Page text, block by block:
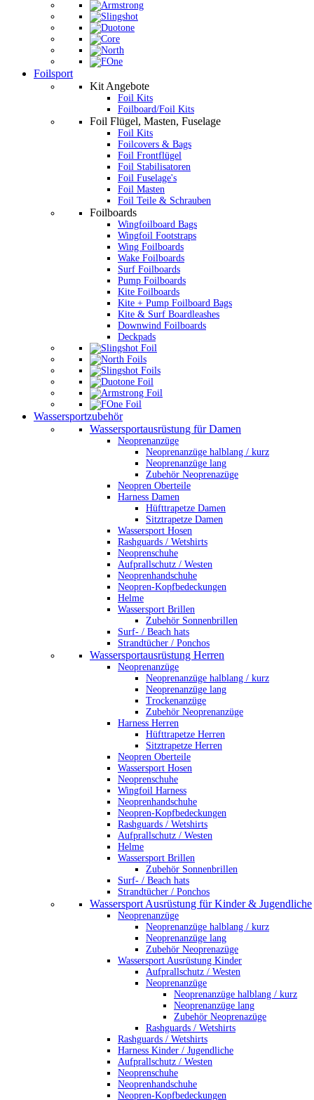
Foilsport
Kit Angebote
Foil Kits
Foilboard/Foil Kits
Foil Flügel, Masten, Fuselage
Foil Kits
Foilcovers & Bags
Foil Frontflügel
Foil Stabilisatoren
Foil Fuselage's
Foil Masten
Foil Teile & Schrauben
Foilboards
Wingfoilboard Bags
Wingfoil Footstraps
Wing Foilboards
Wake Foilboards
Surf Foilboards
Pump Foilboards
Kite Foilboards
Kite + Pump Foilboard Bags
Kite & Surf Boardleashes
Downwind Foilboards
Deckpads
Wassersportzubehör
Wassersportausrüstung für Damen
Neoprenanzüge
Neoprenanzüge halblang / kurz
Neoprenanzüge lang
Zubehör Neoprenazüge
Neopren Oberteile
Harness Damen
Hüfttrapetze Damen
Sitztrapetze Damen
Wassersport Hosen
Rashguards / Wetshirts
Neoprenschuhe
Aufprallschutz / Westen
Neoprenhandschuhe
Neopren-Kopfbedeckungen
Helme
Wassersport Brillen
Zubehör Sonnenbrillen
Surf- / Beach hats
Strandtücher / Ponchos
Wassersportausrüstung Herren
Neoprenanzüge
Neoprenanzüge halblang / kurz
Neoprenanzüge lang
Trockenanzüge
Zubehör Neoprenanzüge
Harness Herren
Hüfttrapetze Herren
Sitztrapetze Herren
Neopren Oberteile
Wassersport Hosen
Neoprenschuhe
Wingfoil Harness
Neoprenhandschuhe
Neopren-Kopfbedeckungen
Rashguards / Wetshirts
Aufprallschutz / Westen
Helme
Wassersport Brillen
Zubehör Sonnenbrillen
Surf- / Beach hats
Strandtücher / Ponchos
Wassersport Ausrüstung für Kinder & Jugendliche
Neoprenanzüge
Neoprenanzüge halblang / kurz
Neoprenanzüge lang
Zubehör Neoprenazüge
Wassersport Ausrüstung Kinder
Aufprallschutz / Westen
Neoprenanzüge
Neoprenanzüge halblang / kurz
Neoprenanzüge lang
Zubehör Neoprenazüge
Rashguards / Wetshirts
Rashguards / Wetshirts
Harness Kinder / Jugendliche
Aufprallschutz / Westen
Neoprenschuhe
Neoprenhandschuhe
Neopren-Kopfbedeckungen